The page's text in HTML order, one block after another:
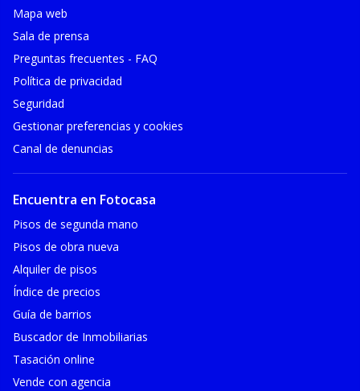
Mapa web
Sala de prensa
Preguntas frecuentes - FAQ
Política de privacidad
Seguridad
Gestionar preferencias y cookies
Canal de denuncias
Encuentra en Fotocasa
Pisos de segunda mano
Pisos de obra nueva
Alquiler de pisos
Índice de precios
Guía de barrios
Buscador de Inmobiliarias
Tasación online
Vende con agencia